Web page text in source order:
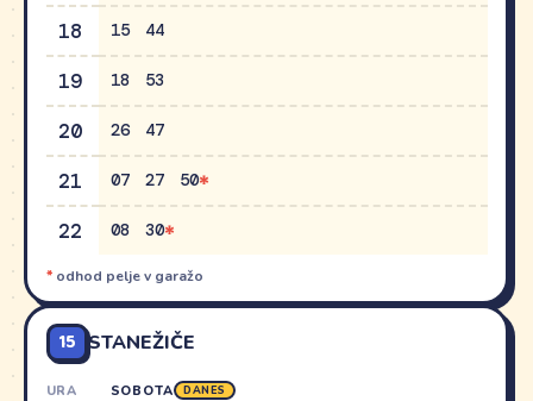
18 15 44
19 18 53
20 26 47
21 07 27 50
22 08 30
*odhod pelje v garažo
15 STANEŽIČE
URA SOBOTA DANES